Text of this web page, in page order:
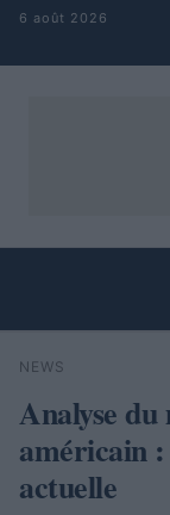
Aller au contenu
6 août 2026
Rechercher
NEWS
Analyse
américain
actuelle